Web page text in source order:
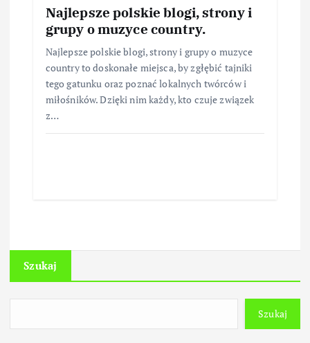
Najlepsze polskie blogi, strony i
grupy o muzyce country.
Najlepsze polskie blogi, strony i grupy o muzyce
country to doskonałe miejsca, by zgłębić tajniki
tego gatunku oraz poznać lokalnych twórców i
miłośników. Dzięki nim każdy, kto czuje związek
z…
Szukaj
Szukaj